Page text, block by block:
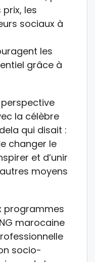
les
sociaux à
les
grâce à
la célèbre
qui disait :
changer le
et d’unir
moyens
programmes
marocaine
socio-